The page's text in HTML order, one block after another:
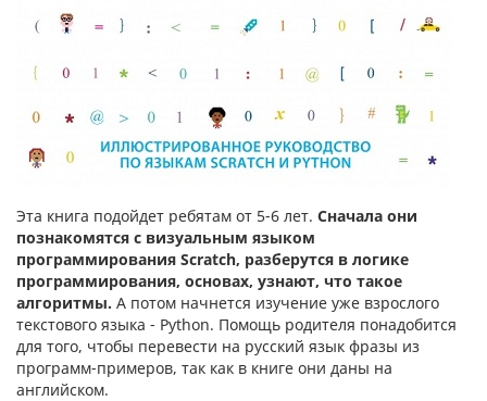
Эта книга подойдет ребятам от 5-6 лет. Сначала они
познакомятся с визуальным языком
программирования Scratch, разберутся в логике
программирования, основах, узнают, что такое
алгоритмы. А потом начнется изучение уже взрослого
текстового языка - Python. Помощь родителя понадобится
для того, чтобы перевести на русский язык фразы из
программ-примеров, так как в книге они даны на
английском.